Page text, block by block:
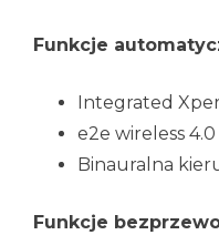
Funkcje
Integrated
e2e wireless 4.0
Binauralna
Funkcje